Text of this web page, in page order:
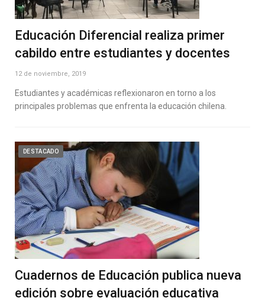
Educación Diferencial realiza primer
cabildo entre estudiantes y docentes
12 de noviembre, 2019
Estudiantes y académicas reflexionaron en torno a los
principales problemas que enfrenta la educación chilena.
DESTACADO
Cuadernos de Educación publica nueva
edición sobre evaluación educativa